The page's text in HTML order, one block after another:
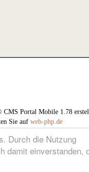
Durch die Nutzung
damit einverstanden,
CMS Portal Mobile 1.78
Sie auf web-php.de